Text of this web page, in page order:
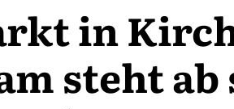
in
steht